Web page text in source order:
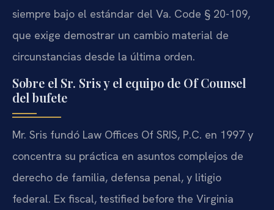
siempre bajo el estándar del Va. Code § 20-109,
que exige demostrar un cambio material de
circunstancias desde la última orden.
Sobre el Sr. Sris y el equipo de Of Counsel
del bufete
Mr. Sris fundó Law Offices Of SRIS, P.C. en 1997 y
concentra su práctica en asuntos complejos de
derecho de familia, defensa penal, y litigio
federal. Ex fiscal, testified before the Virginia